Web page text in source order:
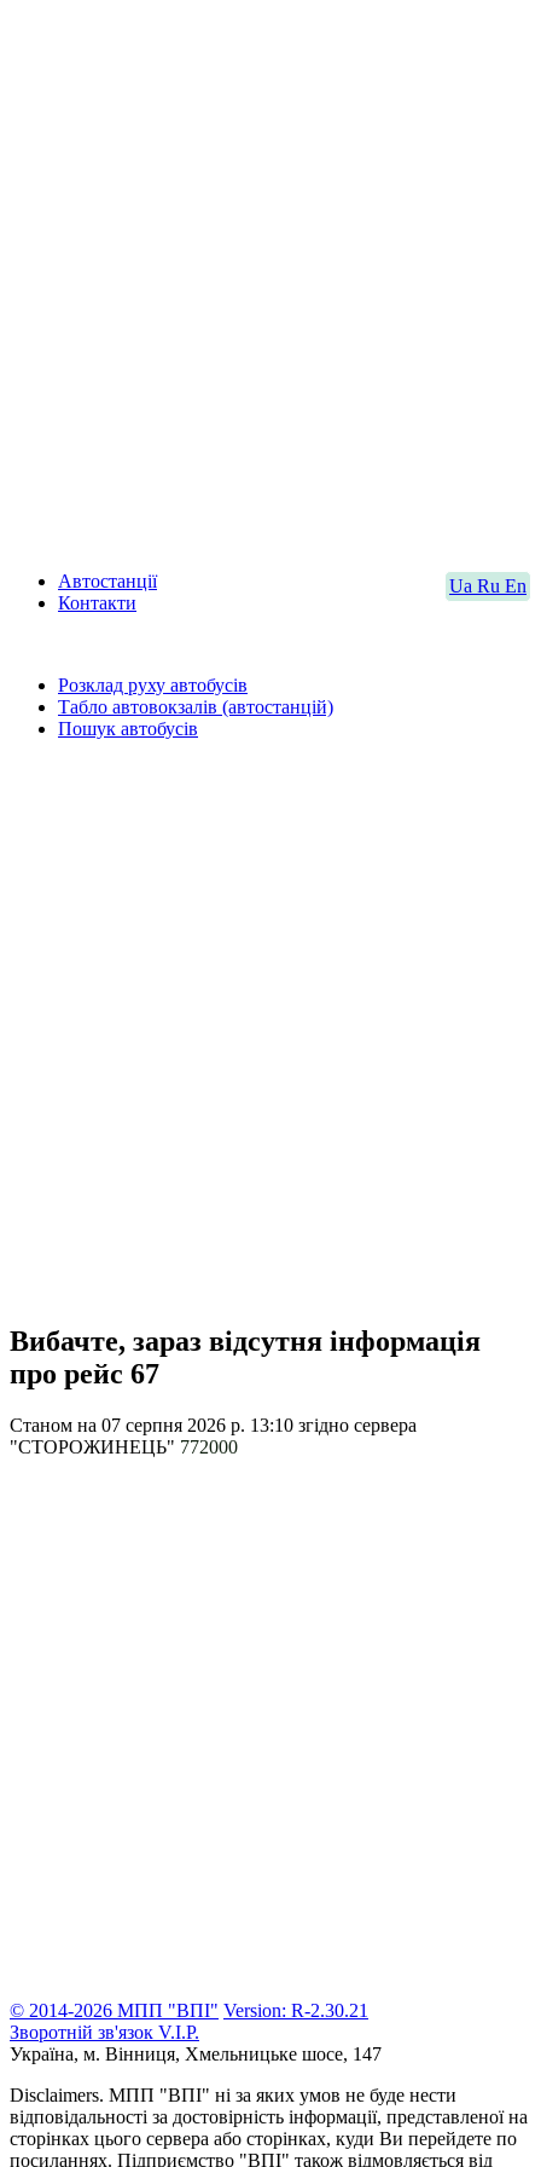
Ua Ru En
Автостанції
Контакти
Розклад руху автобусів
Табло автовокзалів (автостанцій)
Пошук автобусів
Вибачте, зараз відсутня інформація
про рейс 67
Станом на 07 серпня 2026 р. 13:10 згідно сервера
"СТОРОЖИНЕЦЬ" 772000
© 2014-2026 МПП "ВПІ" Version: R-2.30.21
Зворотній зв'язок V.I.P.
Україна, м. Вінниця, Хмельницьке шосе, 147
Disclaimers. МПП "ВПІ" ні за яких умов не буде нести
відповідальності за достовірність інформації, представленої на
сторінках цього сервера або сторінках, куди Ви перейдете по
посиланнях. Підприємство "ВПІ" також відмовляється від